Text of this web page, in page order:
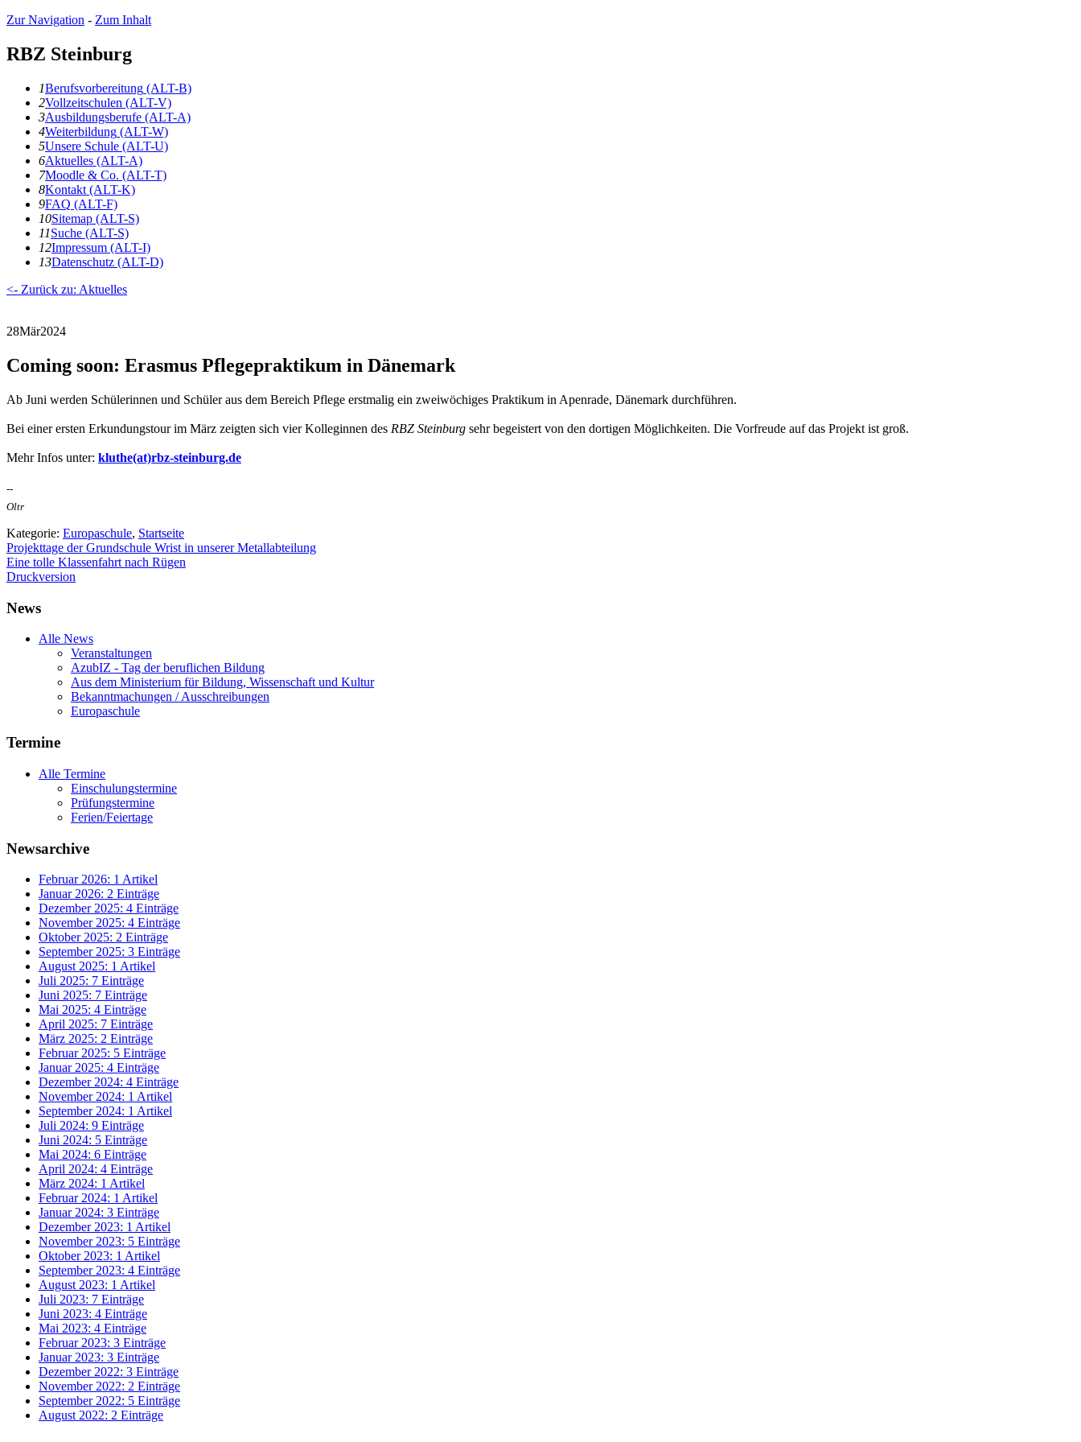
Zur Navigation - Zum Inhalt
RBZ Steinburg
1Berufsvorbereitung (ALT-B)
2Vollzeitschulen (ALT-V)
3Ausbildungsberufe (ALT-A)
4Weiterbildung (ALT-W)
5Unsere Schule (ALT-U)
6Aktuelles (ALT-A)
7Moodle & Co. (ALT-T)
8Kontakt (ALT-K)
9FAQ (ALT-F)
10Sitemap (ALT-S)
11Suche (ALT-S)
12Impressum (ALT-I)
13Datenschutz (ALT-D)
<- Zurück zu: Aktuelles
28Mär2024
Coming soon: Erasmus Pflegepraktikum in Dänemark
Ab Juni werden Schülerinnen und Schüler aus dem Bereich Pflege erstmalig ein zweiwöchiges Praktikum in Apenrade, Dänemark durchführen.
Bei einer ersten Erkundungstour im März zeigten sich vier Kolleginnen des RBZ Steinburg sehr begeistert von den dortigen Möglichkeiten. Die Vorfreude auf das Projekt ist groß.
Mehr Infos unter: kluthe(at)rbz-steinburg.de
--
Oltr
Kategorie: Europaschule, Startseite
Projekttage der Grundschule Wrist in unserer Metallabteilung
Eine tolle Klassenfahrt nach Rügen
Druckversion
News
Alle News
Veranstaltungen
AzubIZ - Tag der beruflichen Bildung
Aus dem Ministerium für Bildung, Wissenschaft und Kultur
Bekanntmachungen / Ausschreibungen
Europaschule
Termine
Alle Termine
Einschulungstermine
Prüfungstermine
Ferien/Feiertage
Newsarchive
Februar 2026: 1 Artikel
Januar 2026: 2 Einträge
Dezember 2025: 4 Einträge
November 2025: 4 Einträge
Oktober 2025: 2 Einträge
September 2025: 3 Einträge
August 2025: 1 Artikel
Juli 2025: 7 Einträge
Juni 2025: 7 Einträge
Mai 2025: 4 Einträge
April 2025: 7 Einträge
März 2025: 2 Einträge
Februar 2025: 5 Einträge
Januar 2025: 4 Einträge
Dezember 2024: 4 Einträge
November 2024: 1 Artikel
September 2024: 1 Artikel
Juli 2024: 9 Einträge
Juni 2024: 5 Einträge
Mai 2024: 6 Einträge
April 2024: 4 Einträge
März 2024: 1 Artikel
Februar 2024: 1 Artikel
Januar 2024: 3 Einträge
Dezember 2023: 1 Artikel
November 2023: 5 Einträge
Oktober 2023: 1 Artikel
September 2023: 4 Einträge
August 2023: 1 Artikel
Juli 2023: 7 Einträge
Juni 2023: 4 Einträge
Mai 2023: 4 Einträge
Februar 2023: 3 Einträge
Januar 2023: 3 Einträge
Dezember 2022: 3 Einträge
November 2022: 2 Einträge
September 2022: 5 Einträge
August 2022: 2 Einträge